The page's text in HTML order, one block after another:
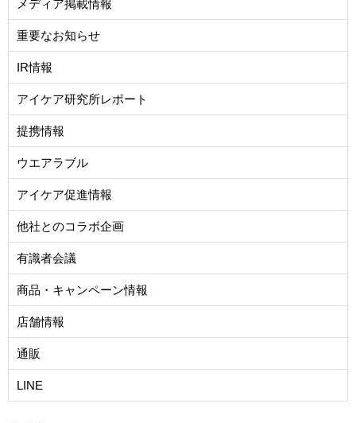
メディア掲載情報
重要なお知らせ
IR情報
アイケア研究所レポート
提携情報
ウエアラブル
アイケア促進情報
他社とのコラボ企画
有識者会議
商品・キャンペーン情報
店舗情報
通販
LINE